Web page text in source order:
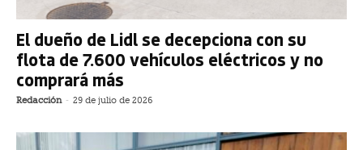
El dueño de Lidl se decepciona con su
flota de 7.600 vehículos eléctricos y no
comprará más
Redacción - 29 de julio de 2026